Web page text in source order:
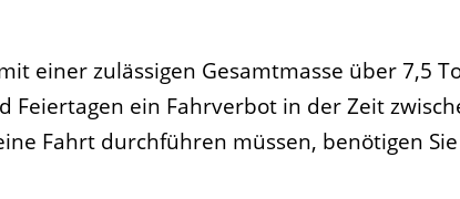
einer zulässigen Gesamtmasse über 7,5
Feiertagen ein Fahrverbot in der Zeit
Fahrt durchführen müssen, benötigen